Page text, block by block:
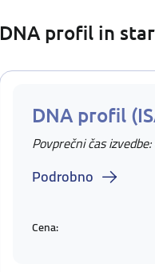
DNA profil in
DNA profil
Povprečni čas
Podrobno
Cena: